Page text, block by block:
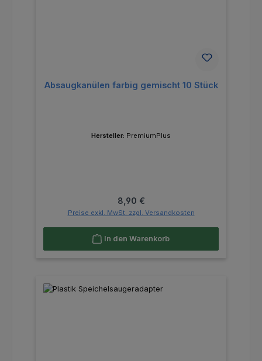
Absaugkanülen farbig gemischt 10 Stück
Hersteller: PremiumPlus
Regulärer Preis:
8,90 €
Preise exkl. MwSt. zzgl. Versandkosten
In den Warenkorb